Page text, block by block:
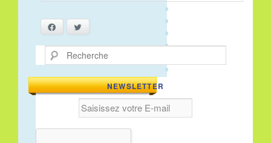
Facebook
Recherche
NEWSLETTER